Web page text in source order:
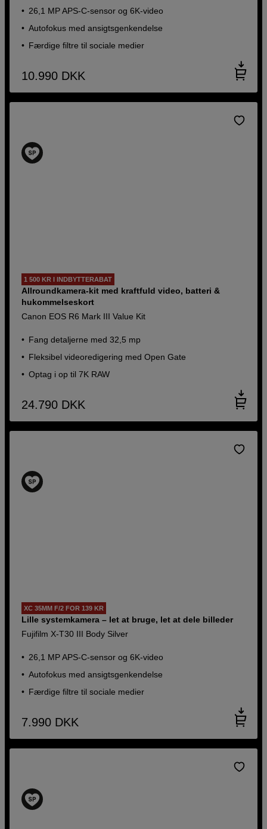
26,1 MP APS-C-sensor og 6K-video
Autofokus med ansigtsgenkendelse
Færdige filtre til sociale medier
10.990 DKK
1 500 KR I INDBYTTERABAT
Allroundkamera-kit med kraftfuld video, batteri &
hukommelseskort
Canon EOS R6 Mark III Value Kit
Fang detaljerne med 32,5 mp
Fleksibel videoredigering med Open Gate
Optag i op til 7K RAW
24.790 DKK
XC 35MM F/2 FOR 139 KR
Lille systemkamera – let at bruge, let at dele billeder
Fujifilm X-T30 III Body Silver
26,1 MP APS-C-sensor og 6K-video
Autofokus med ansigtsgenkendelse
Færdige filtre til sociale medier
7.990 DKK